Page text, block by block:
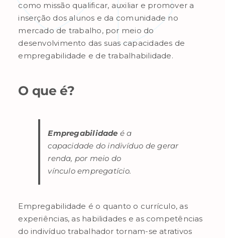
como missão qualificar, auxiliar e promover a
inserção dos alunos e da comunidade no
mercado de trabalho, por meio do
desenvolvimento das suas capacidades de
empregabilidade e de trabalhabilidade.
O que é?
Empregabilidade é a
capacidade do indivíduo de gerar
renda, por meio do
vínculo empregatício.
Empregabilidade é o quanto o currículo, as
experiências, as habilidades e as competências
do indivíduo trabalhador tornam-se atrativos